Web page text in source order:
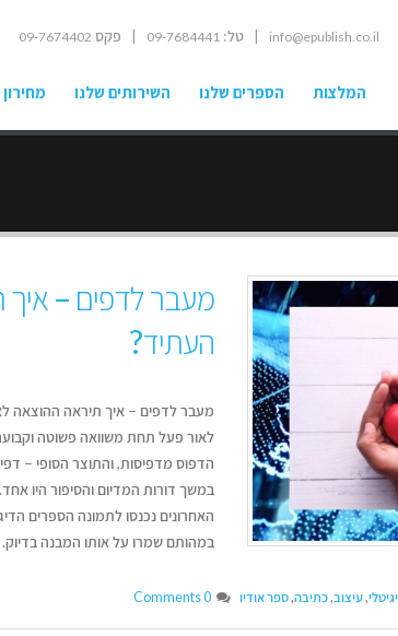
info@epublish.co.il | טל: 09-7684441 | פקס 09-7674402
המלצות הספרים שלנו השירותים שלנו
מעבר לדפים – איך
העתיד?
מעבר לדפים – איך תיראה ההוצאה
לאור פעל תחת משוואה פשוטה
הדפוס מדפיסות, והתוצר הסופי –
במשך דורות המדיום והסיפור היו
האחרונים נכנסו לתמונה הספרים
במהותם שמרו על אותו המבנה
,עיצוב,כתיבה,ספר אודיו
0 Comments